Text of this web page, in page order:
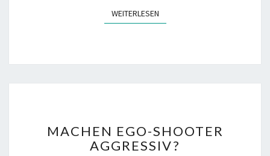
D
U
E
WEITERLESEN
A
C
MACHEN EGO-SHOOTER
AGGRESSIV?